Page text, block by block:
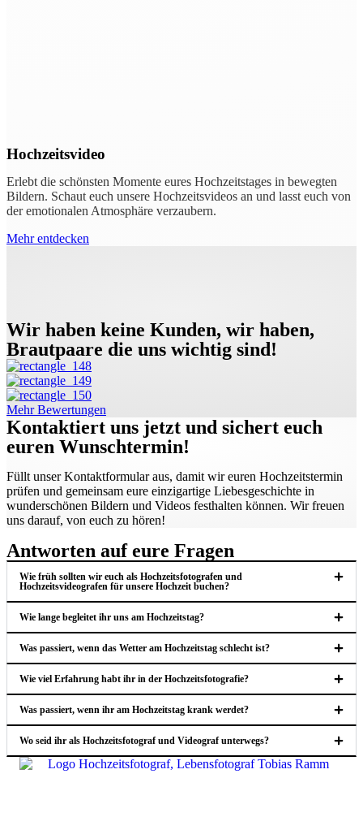
Hochzeitsvideo
Erlebt die schönsten Momente eures Hochzeitstages in bewegten
Bildern. Schaut euch unsere Hochzeitsvideos an und lasst euch von
der emotionalen Atmosphäre verzaubern.
Mehr entdecken
Wir haben keine Kunden, wir haben,
Brautpaare die uns wichtig sind!
Mehr Bewertungen
Kontaktiert uns jetzt und sichert euch
euren Wunschtermin!
Füllt unser Kontaktformular aus, damit wir euren Hochzeitstermin
prüfen und gemeinsam eure einzigartige Liebesgeschichte in
wunderschönen Bildern und Videos festhalten können. Wir freuen
uns darauf, von euch zu hören!
Antworten auf eure Fragen
Wie früh sollten wir euch als Hochzeitsfotografen und
Hochzeitsvideografen für unsere Hochzeit buchen?
Wie lange begleitet ihr uns am Hochzeitstag?
Was passiert, wenn das Wetter am Hochzeitstag schlecht ist?
Wie viel Erfahrung habt ihr in der Hochzeitsfotografie?
Was passiert, wenn ihr am Hochzeitstag krank werdet?
Wo seid ihr als Hochzeitsfotograf und Videograf unterwegs?